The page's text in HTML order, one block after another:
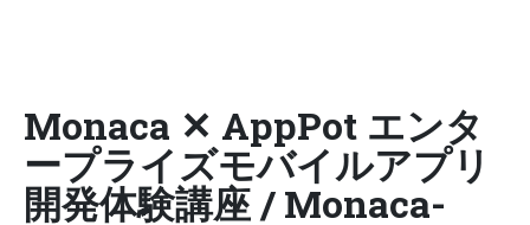
Monaca ✕ AppPot エンタ
ープライズモバイルアプリ
開発体験講座 / Monaca-